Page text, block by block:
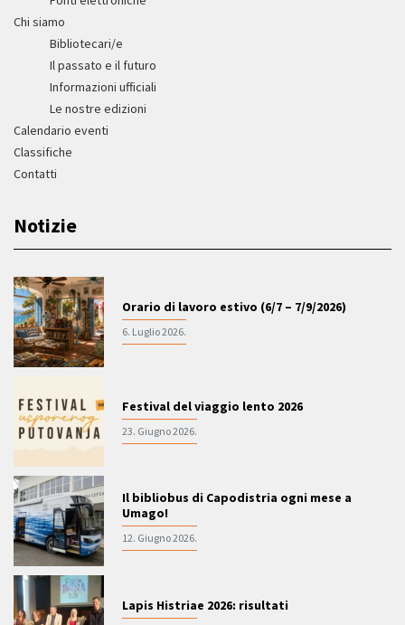
Chi siamo
Bibliotecari/e
Il passato e il futuro
Informazioni ufficiali
Le nostre edizioni
Calendario eventi
Classifiche
Contatti
Notizie
Orario di lavoro estivo (6/7 – 7/9/2026)
6. Luglio 2026.
Festival del viaggio lento 2026
23. Giugno 2026.
Il bibliobus di Capodistria ogni mese a
Umago!
12. Giugno 2026.
Lapis Histriae 2026: risultati